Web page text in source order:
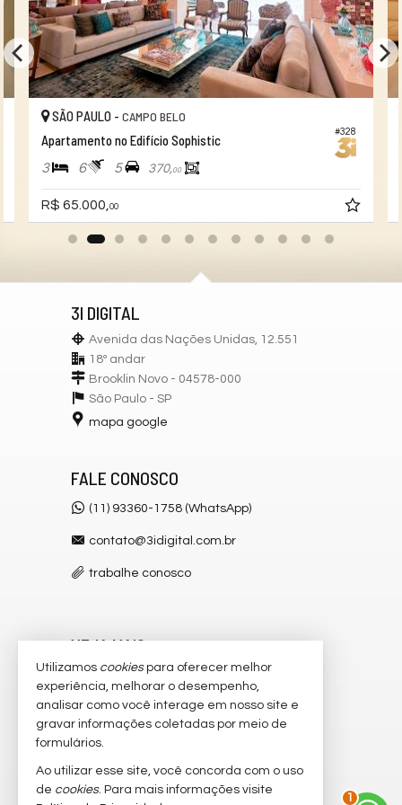
#328
SÃO PAULO - CAMPO BELO
Apartamento no Edifício Sophistic
3 6 5 370,00
R$ 65.000, 00
3I DIGITAL
Avenida das Nações Unidas, 12.551
18º andar
Brooklin Novo - 04578-000
São Paulo - SP
mapa google
FALE CONOSCO
(11) 93360-1758 (WhatsApp)
contato@3idigital.com.br
trabalhe conosco
VEJA MAIS
receba nosso newsletter
cadastre seu imóvel
imóveis favoritos
mapa de imóveis
Utilizamos cookiespara oferecer melhor
experiência, melhorar o desempenho,
analisar como você interage em nosso site e
gravar informações coletadas por meio de
formulários.
Ao utilizar esse site, você concorda com o uso
de cookies. Para mais informações visite